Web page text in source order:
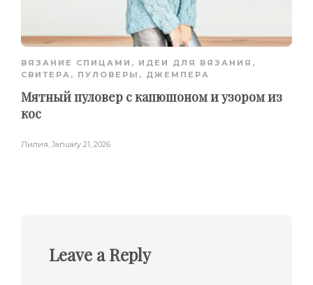
ВЯЗАНИЕ СПИЦАМИ , ИДЕИ ДЛЯ ВЯЗАНИЯ ,
СВИТЕРА, ПУЛОВЕРЫ, ДЖЕМПЕРА
Мятный пуловер с капюшоном и узором из
кос
Лилия January 21, 2026
Leave a Reply